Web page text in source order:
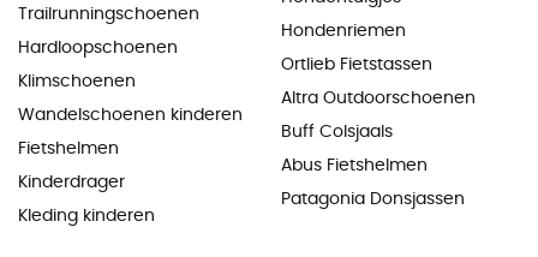
Trailrunningschoenen
Hardloopschoenen
Klimschoenen
Wandelschoenen kinderen
Fietshelmen
Kinderdrager
Kleding kinderen
Hondenriemen
Ortlieb Fietstassen
Altra Outdoorschoenen
Buff Colsjaals
Abus Fietshelmen
Patagonia Donsjassen